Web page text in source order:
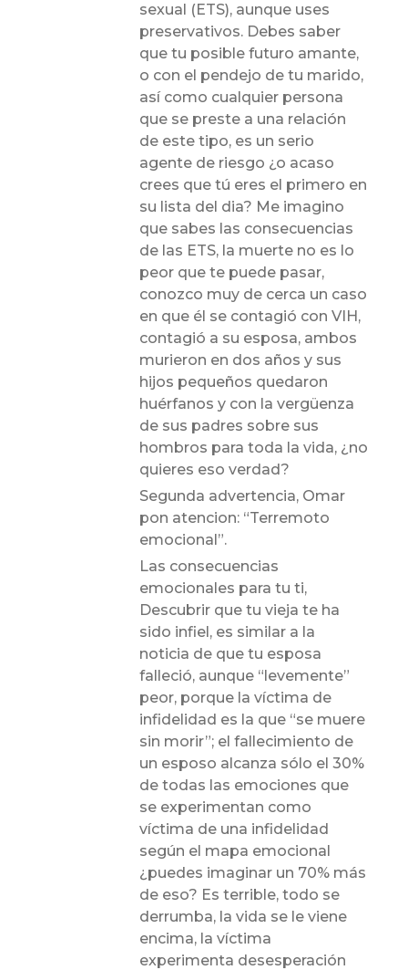
sexual (ETS), aunque uses
preservativos. Debes saber
que tu posible futuro amante,
o con el pendejo de tu marido,
así como cualquier persona
que se preste a una relación
de este tipo, es un serio
agente de riesgo ¿o acaso
crees que tú eres el primero en
su lista del dia? Me imagino
que sabes las consecuencias
de las ETS, la muerte no es lo
peor que te puede pasar,
conozco muy de cerca un caso
en que él se contagió con VIH,
contagió a su esposa, ambos
murieron en dos años y sus
hijos pequeños quedaron
huérfanos y con la vergüenza
de sus padres sobre sus
hombros para toda la vida, ¿no
quieres eso verdad?
Segunda advertencia, Omar
pon atencion: “Terremoto
emocional”.
Las consecuencias
emocionales para tu ti,
Descubrir que tu vieja te ha
sido infiel, es similar a la
noticia de que tu esposa
falleció, aunque “levemente”
peor, porque la víctima de
infidelidad es la que “se muere
sin morir”; el fallecimiento de
un esposo alcanza sólo el 30%
de todas las emociones que
se experimentan como
víctima de una infidelidad
según el mapa emocional
¿puedes imaginar un 70% más
de eso? Es terrible, todo se
derrumba, la vida se le viene
encima, la víctima
experimenta desesperación